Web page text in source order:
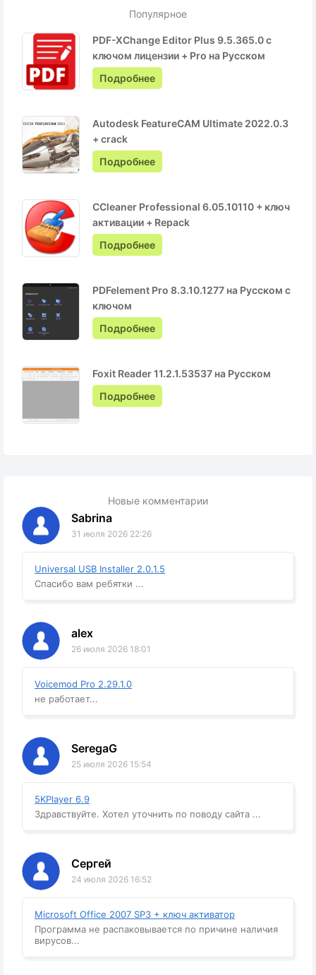
Популярное
PDF-XChange Editor Plus 9.5.365.0 с
ключом лицензии + Pro на Русском
Подробнее
Autodesk FeatureCAM Ultimate 2022.0.3
+ crack
Подробнее
CCleaner Professional 6.05.10110 + ключ
активации + Repack
Подробнее
PDFelement Pro 8.3.10.1277 на Русском с
ключом
Подробнее
Foxit Reader 11.2.1.53537 на Русском
Подробнее
Новые комментарии
Sabrina
31 июля 2026 22:26
Universal USB Installer 2.0.1.5
Спасибо вам ребятки ...
alex
26 июля 2026 18:01
Voicemod Pro 2.29.1.0
не работает...
SeregaG
25 июля 2026 15:54
5KPlayer 6.9
Здравствуйте. Хотел уточнить по поводу сайта ...
Сергей
24 июля 2026 16:52
Microsoft Office 2007 SP3 + ключ активатор
Программа не распаковывается по причине наличия
вирусов...